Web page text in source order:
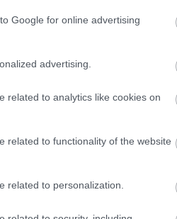
Google for online advertising
advertising.
related to analytics like cookies on
related to functionality of the website
related to personalization.
kereső
fogalmak, webáruház